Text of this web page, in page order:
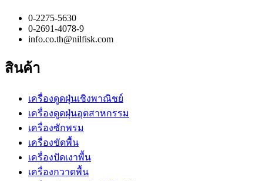
0-2275-5630
0-2691-4078-9
info.co.th@nilfisk.com
สินค้า
เครื่องดูดฝุ่นเชิงพาณิชย์
เครื่องดูดฝุ่นอุตสาหกรรม
เครื่องซักพรม
เครื่องขัดพื้น
เครื่องปัดเงาพื้น
เครื่องกวาดพื้น